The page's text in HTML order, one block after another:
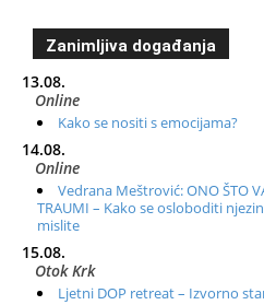
Zanimljiva događanja
13.08.
Online
Kako se nositi s emocijama?
14.08.
Online
Vedrana Meštrović: ONO ŠTO
TRAUMI – Kako se osloboditi
mislite
15.08.
Otok Krk
Ljetni DOP retreat – Izvorno